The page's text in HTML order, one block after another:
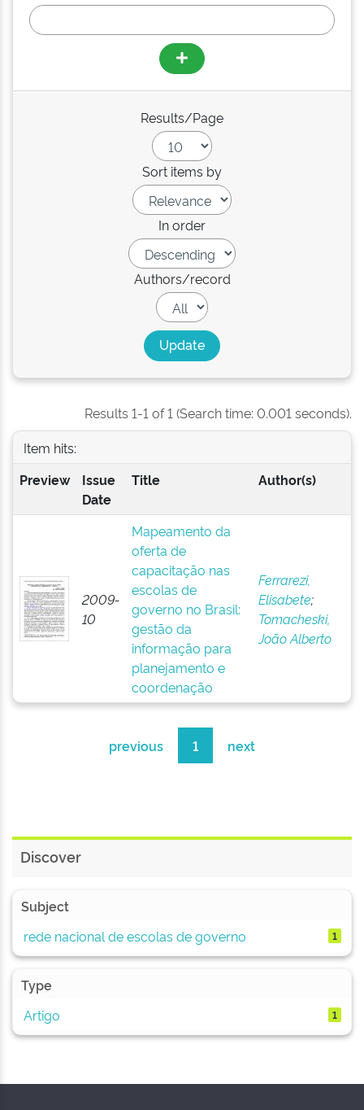
Results/Page
Sort items by
In order
Authors/record
Results 1-1 of 1 (Search time: 0.001 seconds).
Item hits:
Preview
Issue
Date
Title Author(s)
2009-
10
Mapeamento da
oferta de
capacitação nas
escolas de
governo no Brasil:
gestão da
informação para
planejamento e
coordenação
Ferrarezi,
Elisabete;
Tomacheski,
João Alberto
previous 1 next
Discover
Subject
rede nacional de escolas de governo
1
Type
Artigo
1